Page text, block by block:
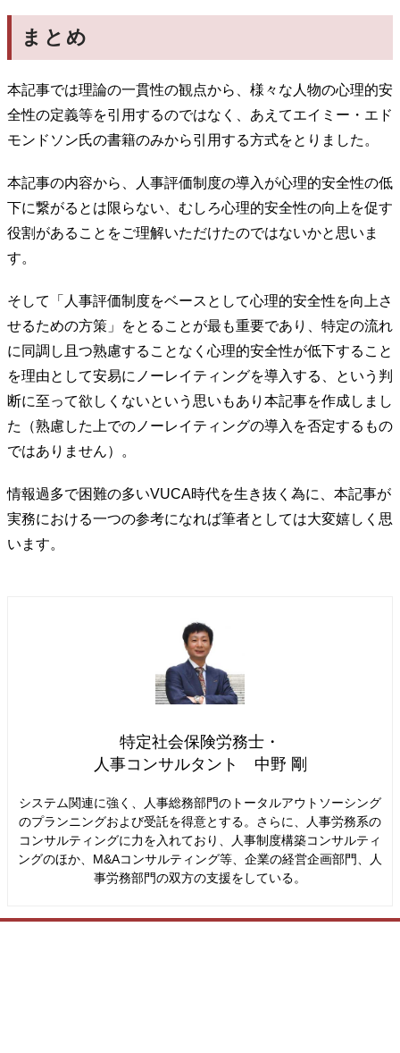
まとめ
本記事では理論の一貫性の観点から、様々な人物の心理的安
全性の定義等を引用するのではなく、あえてエイミー・エド
モンドソン氏の書籍のみから引用する方式をとりました。
本記事の内容から、人事評価制度の導入が心理的安全性の低
下に繋がるとは限らない、むしろ心理的安全性の向上を促す
役割があることをご理解いただけたのではないかと思いま
す。
そして「人事評価制度をベースとして心理的安全性を向上さ
せるための方策」をとることが最も重要であり、特定の流れ
に同調し且つ熟慮することなく心理的安全性が低下すること
を理由として安易にノーレイティングを導入する、という判
断に至って欲しくないという思いもあり本記事を作成しまし
た（熟慮した上でのノーレイティングの導入を否定するもの
ではありません）。
情報過多で困難の多いVUCA時代を生き抜く為に、本記事が
実務における一つの参考になれば筆者としては大変嬉しく思
います。
特定社会保険労務士・
人事コンサルタント 中野 剛
システム関連に強く、人事総務部門のトータルアウトソーシング
のプランニングおよび受託を得意とする。さらに、人事労務系の
コンサルティングに力を入れており、人事制度構築コンサルティ
ングのほか、M&Aコンサルティング等、企業の経営企画部門、人
事労務部門の双方の支援をしている。